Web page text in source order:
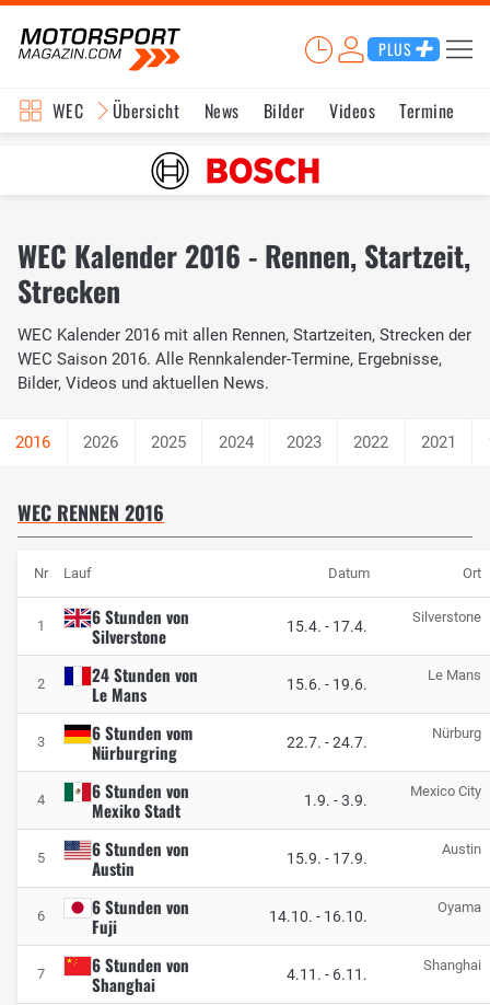
PLUS
WEC Übersicht News Bilder Videos Termine
WEC Kalender 2016 - Rennen, Startzeit,
Strecken
WEC Kalender 2016 mit allen Rennen, Startzeiten, Strecken der
WEC Saison 2016. Alle Rennkalender-Termine, Ergebnisse,
Bilder, Videos und aktuellen News.
2026 2025 2024 2023 2022 2021
WEC RENNEN 2016
Nr Lauf Datum Ort
1
6 Stunden von
Silverstone
15.4. - 17.4. Silverstone
2
24 Stunden von
Le Mans
15.6. - 19.6. Le Mans
3
6 Stunden vom
Nürburgring
22.7. -24.7. Nürburg
4
6 Stunden von
Mexiko Stadt
1.9. -3.9. Mexico City
5
6 Stunden von
Austin
15.9. - 17.9. Austin
6
6 Stunden von
Fuji
14.10. - 16.10. Oyama
7
6 Stunden von
Shanghai
4.11. - 6.11. Shanghai